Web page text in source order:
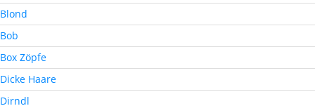
Blond
Bob
Box Zöpfe
Dicke Haare
Dirndl